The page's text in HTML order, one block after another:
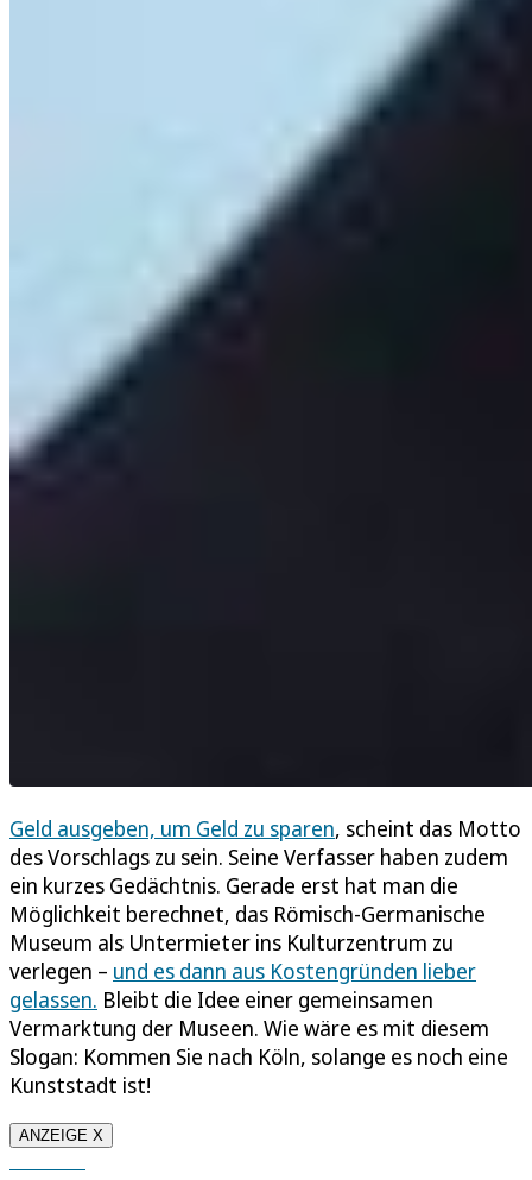
Geld ausgeben, um Geld zu sparen, scheint das Motto
des Vorschlags zu sein. Seine Verfasser haben zudem
ein kurzes Gedächtnis. Gerade erst hat man die
Möglichkeit berechnet, das Römisch-Germanische
Museum als Untermieter ins Kulturzentrum zu
verlegen – und es dann aus Kostengründen lieber
gelassen. Bleibt die Idee einer gemeinsamen
Vermarktung der Museen. Wie wäre es mit diesem
Slogan: Kommen Sie nach Köln, solange es noch eine
Kunststadt ist!
ANZEIGE X